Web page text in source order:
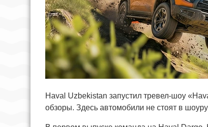
Haval Uzbekistan запустил тревел-шоу
обзоры. Здесь автомобили не стоят в